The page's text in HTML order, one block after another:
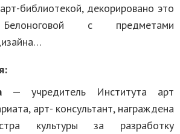
библиотекой, декорировано это
Белоноговой с предметами
— учредитель Института арт
арт- консультант, награждена
культуры за разработку